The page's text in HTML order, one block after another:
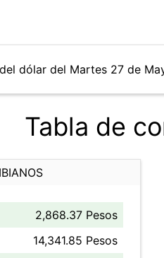
dólar del Martes 27 de
Tabla de
2,868.37 Pesos
14,341.85 Pesos